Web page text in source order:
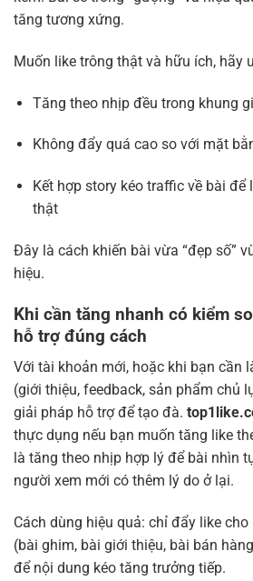
tăng tương xứng.
Muốn like trông thật và hữu ích, hãy
Tăng theo nhịp đều trong khung
Không đẩy quá cao so với mặt
Kết hợp story kéo traffic về bài
thật
Đây là cách khiến bài vừa “đẹp số”
hiệu.
Khi cần tăng nhanh có kiểm
hỗ trợ đúng cách
Với tài khoản mới, hoặc khi bạn cần
(giới thiệu, feedback, sản phẩm chủ
giải pháp hỗ trợ để tạo đà.
thực dụng nếu bạn muốn tăng like
là tăng theo nhịp hợp lý để bài nhìn
người xem mới có thêm lý do ở lại.
Cách dùng hiệu quả: chỉ đẩy like cho
(bài ghim, bài giới thiệu, bài bán
để nội dung kéo tăng trưởng tiếp.